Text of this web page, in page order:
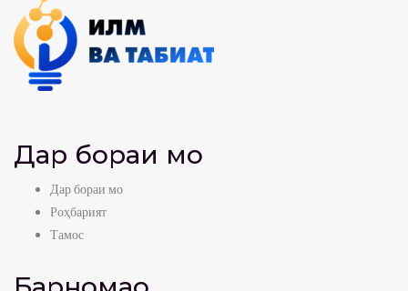
Дар бораи мо
Дар бораи мо
Роҳбарият
Тамос